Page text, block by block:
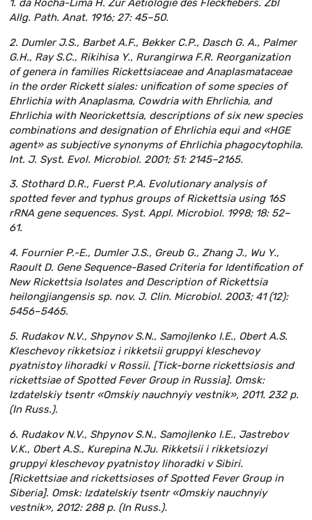
1. da Rocha-Lima H. Zur Aetiologie des Fleckfiebers. Zbl
Allg. Path. Anat. 1916; 27: 45–50.
2. Dumler J.S., Barbet A.F., Bekker C.P., Dasch G. A., Palmer
G.H., Ray S.C., Rikihisa Y., Rurangirwa F.R. Reorganization
of genera in families Rickettsiaceae and Anaplasmataceae
in the order Rickett siales: unification of some species of
Ehrlichia with Anaplasma, Cowdria with Ehrlichia, and
Ehrlichia with Neorickettsia, descriptions of six new species
combinations and designation of Ehrlichia equi and «HGE
agent» as subjective synonyms of Ehrlichia phagocytophila.
Int. J. Syst. Evol. Microbiol. 2001; 51: 2145–2165.
3. Stothard D.R., Fuerst P.A. Evolutionary analysis of
spotted fever and typhus groups of Rickettsia using 16S
rRNA gene sequences. Syst. Appl. Microbiol. 1998; 18: 52–
61.
4. Fournier P.-E., Dumler J.S., Greub G., Zhang J., Wu Y.,
Raoult D. Gene Sequence-Based Criteria for Identification of
New Rickettsia Isolates and Description of Rickettsia
heilongjiangensis sp. nov. J. Clin. Microbiol. 2003; 41 (12):
5456–5465.
5. Rudakov N.V., Shpynov S.N., Samojlenko I.E., Obert A.S.
Kleschevoy rikketsioz i rikketsii gruppyi kleschevoy
pyatnistoy lihoradki v Rossii. [Tick-borne rickettsiosis and
rickettsiae of Spotted Fever Group in Russia]. Omsk:
Izdatelskiy tsentr «Omskiy nauchnyiy vestnik», 2011. 232 р.
(In Russ.).
6. Rudakov N.V., Shpynov S.N., Samojlenko I.E., Jastrebov
V.K., Obert A.S., Kurepina N.Ju. Rikketsii i rikketsiozyi
gruppyi kleschevoy pyatnistoy lihoradki v Sibiri.
[Rickettsiae and rickettsioses of Spotted Fever Group in
Siberia]. Omsk: Izdatelskiy tsentr «Omskiy nauchnyiy
vestnik», 2012: 288 р. (In Russ.).